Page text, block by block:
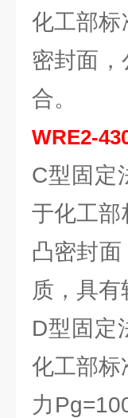
化工部
密封面
合。
WRE2-
C型固定
于化工
凸密封
质，具有
D型固定
化工部
力